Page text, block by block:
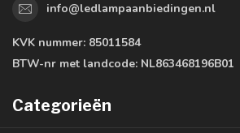
info@ledlampaanbiedingen.nl
KVK nummer: 85011584
BTW-nr met landcode: NL863468196B01
Categorieën